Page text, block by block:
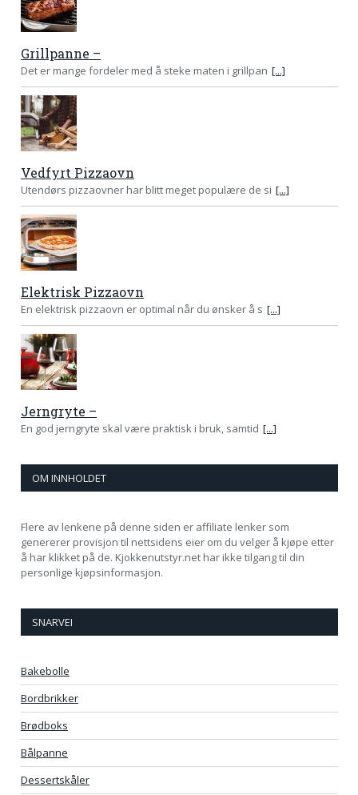
Grillpanne –
Det er mange fordeler med å steke maten i grillpan [...]
Vedfyrt Pizzaovn
Utendørs pizzaovner har blitt meget populære de si [...]
Elektrisk Pizzaovn
En elektrisk pizzaovn er optimal når du ønsker å s [...]
Jerngryte –
En god jerngryte skal være praktisk i bruk, samtid [...]
OM INNHOLDET
Flere av lenkene på denne siden er affiliate lenker som
genererer provisjon til nettsidens eier om du velger å kjøpe etter
å har klikket på de. Kjokkenutstyr.net har ikke tilgang til din
personlige kjøpsinformasjon.
SNARVEI
Bakebolle
Bordbrikker
Brødboks
Bålpanne
Dessertskåler